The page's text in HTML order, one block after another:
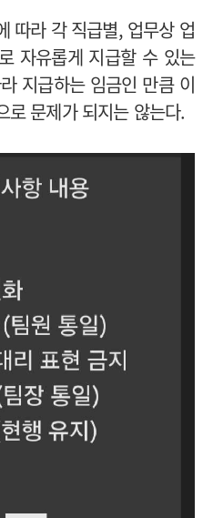
따라 각 직급별, 업무상 업
자유롭게 지급할 수 있는
지급하는 임금인 만큼 이
로 문제가 되지는 않는다.